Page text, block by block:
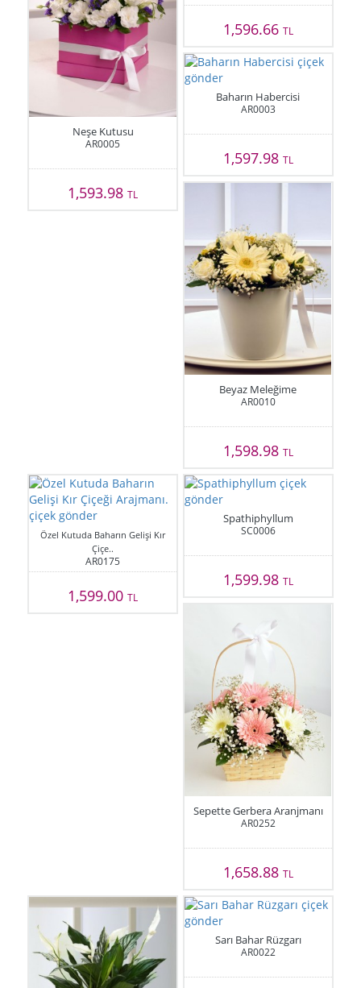
Neşe Kutusu
AR0005
1,593.98TL
1,596.66 TL
Baharın Habercisi
AR0003
1,597.98 TL
Beyaz Meleğime
AR0010
1,598.98 TL
Özel Kutuda Baharın Gelişi Kır
Çiçe..
AR0175
1,599.00TL
Spathiphyllum
SC0006
1,599.98 TL
Sepette Gerbera Aranjmanı
AR0252
1,658.88 TL
Sarı Bahar Rüzgarı
AR0022